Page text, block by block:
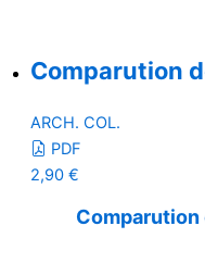
Comparution
ARCH. COL.
PDF
2,90 €
Comparution